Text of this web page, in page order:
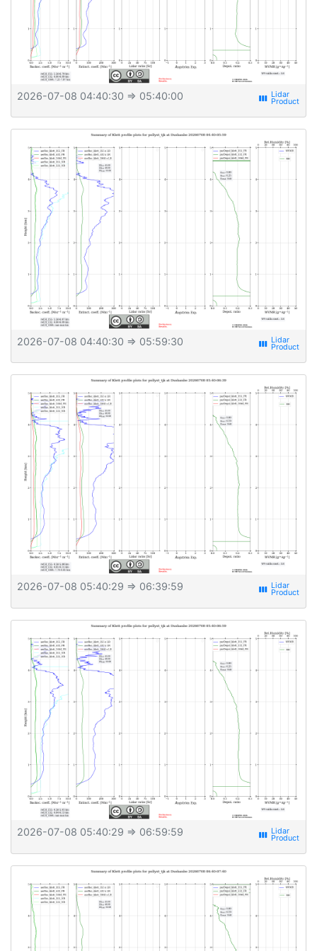
2026-07-08 04:40:30 ⇒ 05:40:00 view_week
2026-07-08 04:40:30 ⇒ 05:59:30 view_week
2026-07-08 05:40:29 ⇒ 06:39:59 view_week
2026-07-08 05:40:29 ⇒ 06:59:59 view_week